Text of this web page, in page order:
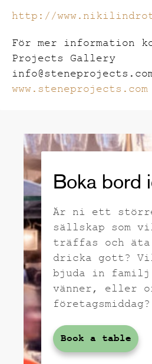
http://
För mer information
Projects Gallery
www.steneprojects.com
Boka bord
Är ni ett
sällskap som
träffas och äta
dricka gott?
bjuda in familj
vänner, eller
företagsmiddag?
Book a table